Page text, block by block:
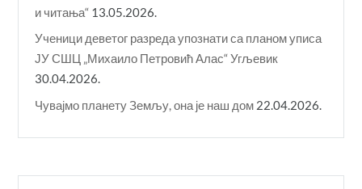
и читања“ 13.05.2026.
Ученици деветог разреда упознати са планом уписа
ЈУ СШЦ „Михаило Петровић Алас“ Угљевик
30.04.2026.
Чувајмо планету Земљу, она је наш дом 22.04.2026.